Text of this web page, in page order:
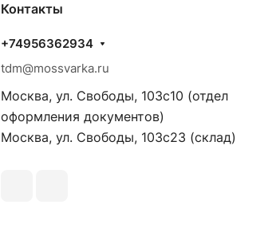
Контакты
+74956362934
tdm@mossvarka.ru
Москва, ул. Свободы, 103с10 (отдел
оформления документов)
Москва, ул. Свободы, 103с23 (склад)